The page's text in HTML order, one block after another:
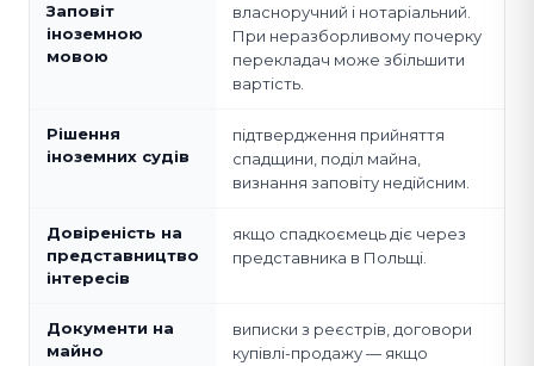
Заповіт
іноземною
мовою
власноручний і нотаріальний.
При неразборливому почерку
перекладач може збільшити
вартість.
Рішення
іноземних судів
підтвердження прийняття
спадщини, поділ майна,
визнання заповіту недійсним.
Довіреність на
представництво
інтересів
якщо спадкоємець діє через
представника в Польщі.
Документи на
майно
виписки з реєстрів, договори
купівлі-продажу — якщо